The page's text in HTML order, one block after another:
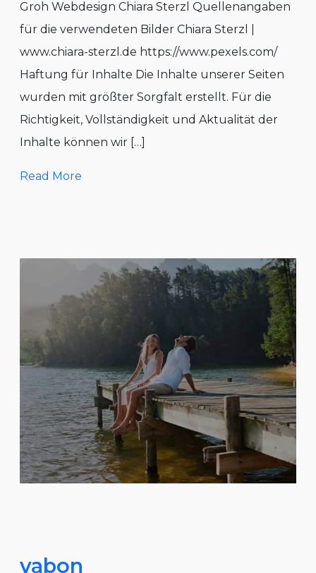
Groh Webdesign Chiara Sterzl Quellenangaben
für die verwendeten Bilder Chiara Sterzl |
www.chiara-sterzl.de https://www.pexels.com/
Haftung für Inhalte Die Inhalte unserer Seiten
wurden mit größter Sorgfalt erstellt. Für die
Richtigkeit, Vollständigkeit und Aktualität der
Inhalte können wir […]
Read More
vabon